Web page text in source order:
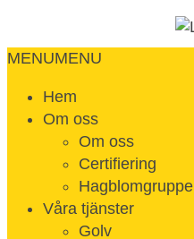
MENUMENU
Hem
Om oss
Om oss
Certifiering
Våra tjänster
Golv